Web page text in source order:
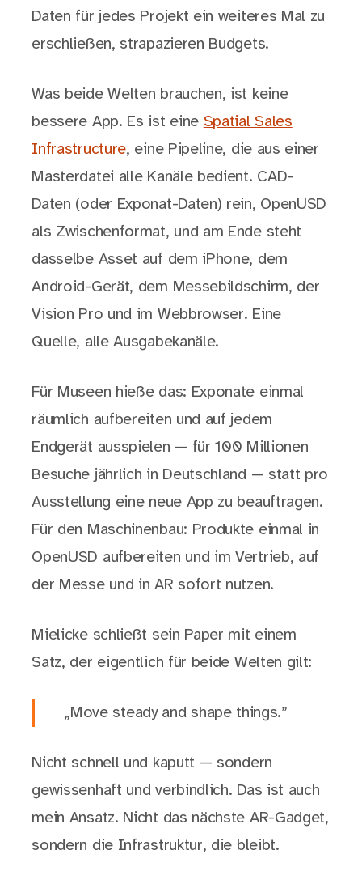
Daten für jedes Projekt ein weiteres Mal zu
erschließen, strapazieren Budgets.
Was beide Welten brauchen, ist keine
bessere App. Es ist eine Spatial Sales
Infrastructure, eine Pipeline, die aus einer
Masterdatei alle Kanäle bedient. CAD-
Daten (oder Exponat-Daten) rein, OpenUSD
als Zwischenformat, und am Ende steht
dasselbe Asset auf dem iPhone, dem
Android-Gerät, dem Messebildschirm, der
Vision Pro und im Webbrowser. Eine
Quelle, alle Ausgabekanäle.
Für Museen hieße das: Exponate einmal
räumlich aufbereiten und auf jedem
Endgerät ausspielen — für 100 Millionen
Besuche jährlich in Deutschland — statt pro
Ausstellung eine neue App zu beauftragen.
Für den Maschinenbau: Produkte einmal in
OpenUSD aufbereiten und im Vertrieb, auf
der Messe und in AR sofort nutzen.
Mielicke schließt sein Paper mit einem
Satz, der eigentlich für beide Welten gilt:
„Move steady and shape things.”
Nicht schnell und kaputt — sondern
gewissenhaft und verbindlich. Das ist auch
mein Ansatz. Nicht das nächste AR-Gadget,
sondern die Infrastruktur, die bleibt.